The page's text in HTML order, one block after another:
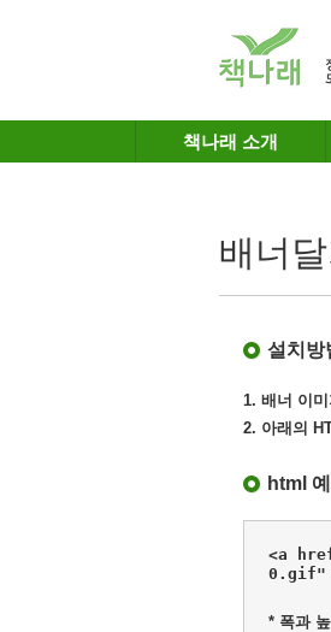
책나래 소개
배너
설치방
1. 배너 이
2. 아래의
html 예
<a
0.gif"
* 폭과